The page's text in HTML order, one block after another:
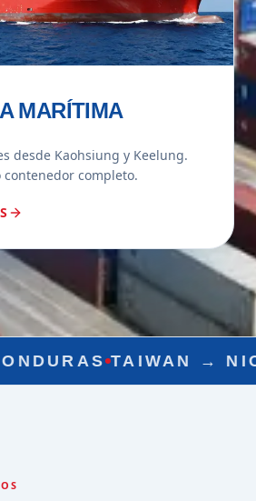
MARÍTIMA
desde Kaohsiung y Keelung.
contenedor completo.
→NICARAGUA